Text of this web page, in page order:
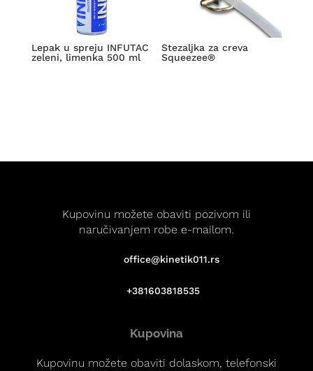
Lepak u spreju INFUTAC
zeleni, limenka 500 ml
Stezaljka za creva
Squeezee®
Kupovinu možete obaviti pozivom ili
naručivanjem robe e-mailom.
office@kinetik011.rs
+381603818535
Kupovina
Kupovinu možete obaviti dolaskom, telefonski